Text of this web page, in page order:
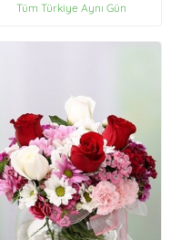
Tüm Türkiye Aynı Gün